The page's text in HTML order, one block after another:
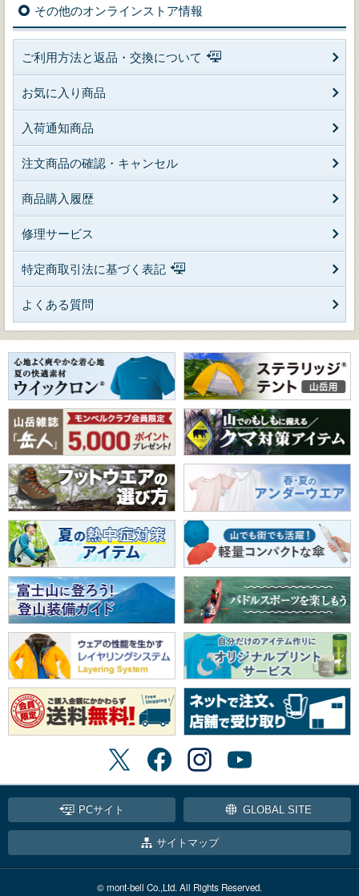
その他のオンラインストア情報
ご利用方法と返品・交換について
お気に入り商品
入荷通知商品
注文商品の確認・キャンセル
商品購入履歴
修理サービス
特定商取引法に基づく表記
よくある質問
PCサイト GLOBAL SITE
サイトマップ
© mont-bell Co.,Ltd. All Rights Reserved.